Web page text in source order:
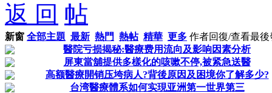
返 回
新窗 全部主題 最新 熱門 熱帖 精華 更多 作者回復/查看最後
醫院亏损揭秘:醫療费用流向及影响因素分析
屏東當舖提供多樣化的咳嗽不停,被紧急送醫
高额醫療開销压垮病人?背後原因及困境你了解多少?
台湾醫療體系如何实現亚洲第一世界第三